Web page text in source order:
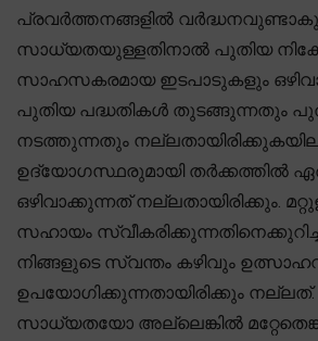
പ്രവർത്തനങ്ങളിൽ
സാധ്യതയുള്ളതിനാൽ പുതിയ
സാഹസകരമായ ഇടപാടുകളും
പുതിയ പദ്ധതികൾ തുടങ്ങുന്നതും
നടത്തുന്നതും
ഉദ്യോഗസ്ഥരുമായി തർക്കത്തിൽ
ഒഴിവാക്കുന്നത് നല്ലതായിരിക്കും.
സഹായം സ്വീകരിക്കുന്നതിനെക്കുറിച്ച്
നിങ്ങളുടെ സ്വന്തം കഴിവും
ഉപയോഗിക്കുന്നതായിരിക്കും
സാധ്യതയോ അല്ലെങ്കിൽ